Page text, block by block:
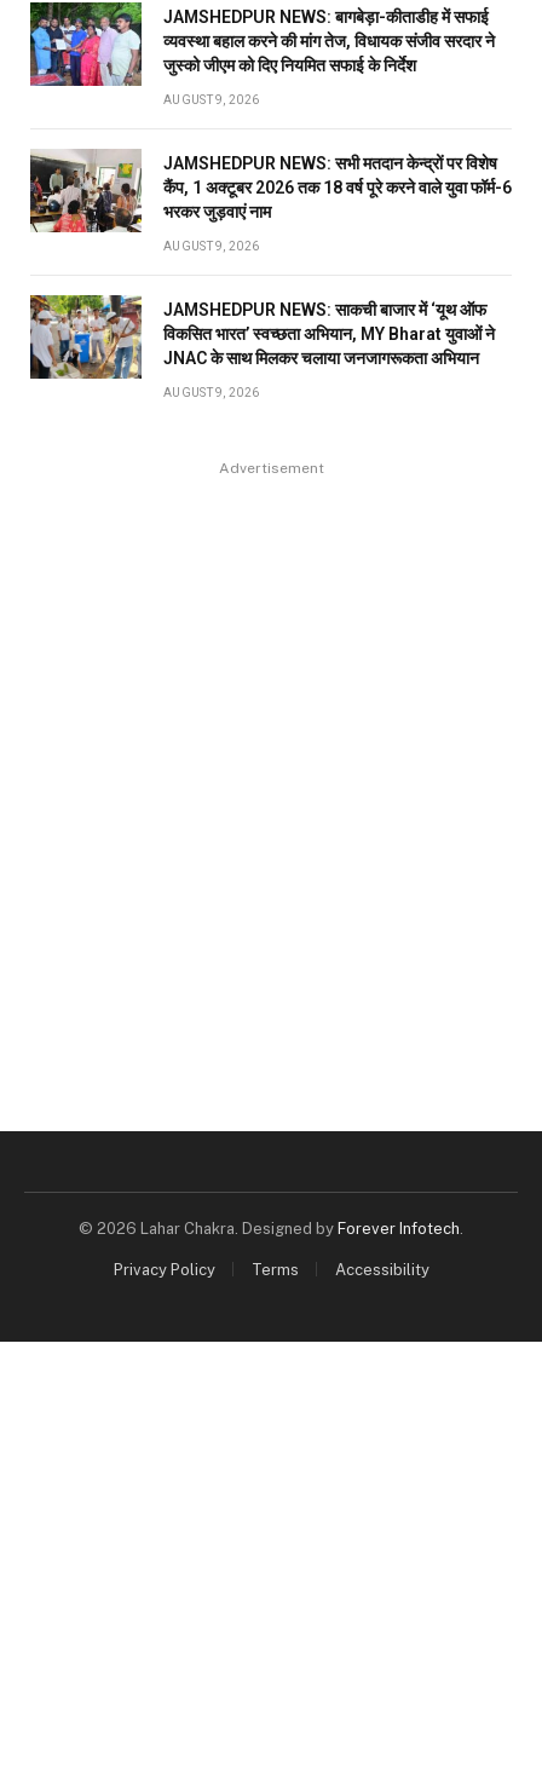
JAMSHEDPUR NEWS: बागबेड़ा-कीताडीह में सफाई
व्यवस्था बहाल करने की मांग तेज, विधायक संजीव सरदार ने
जुस्को जीएम को दिए नियमित सफाई के निर्देश
AUGUST 9, 2026
JAMSHEDPUR NEWS: सभी मतदान केन्द्रों पर विशेष
कैंप, 1 अक्टूबर 2026 तक 18 वर्ष पूरे करने वाले युवा फॉर्म-6
भरकर जुड़वाएं नाम
AUGUST 9, 2026
JAMSHEDPUR NEWS: साकची बाजार में ‘यूथ ऑफ
विकसित भारत’ स्वच्छता अभियान, MY Bharat युवाओं ने
JNAC के साथ मिलकर चलाया जनजागरूकता अभियान
AUGUST 9, 2026
Advertisement
© 2026 Lahar Chakra. Designed by Forever Infotech
Privacy Policy Terms Accessibility